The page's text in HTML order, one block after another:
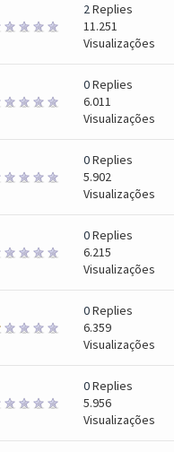
2Replies
11.251
Visualizações
0Replies
6.011
Visualizações
0Replies
5.902
Visualizações
0Replies
6.215
Visualizações
0Replies
6.359
Visualizações
0Replies
5.956
Visualizações